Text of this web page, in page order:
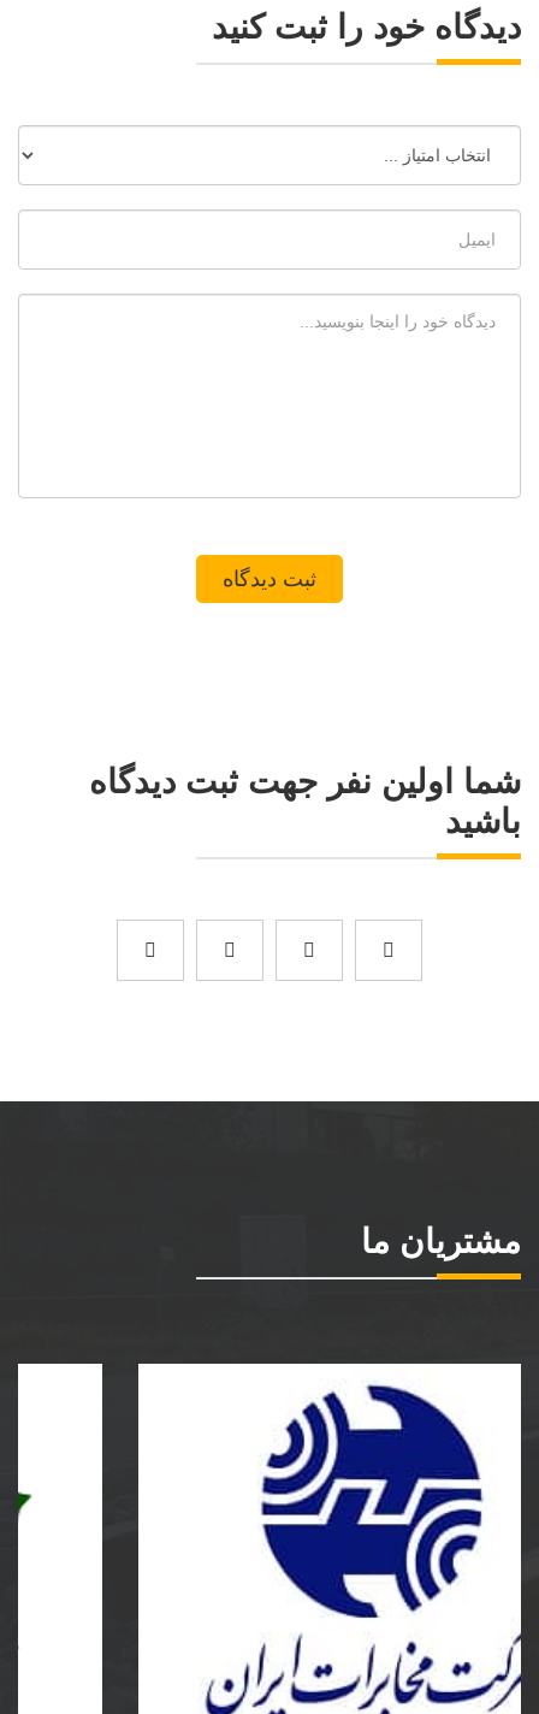
دیدگاه خود را ثبت کنید
شما اولین نفر جهت ثبت دیدگاه
باشید
مشتریان ما
شرکت مخابرات ایران
ساخت و نصب مخزن کامپوزیت و پلی اتیلن و دریچه
مخابرات کامپوزیت به سفارش شرکت مخابرات ایران